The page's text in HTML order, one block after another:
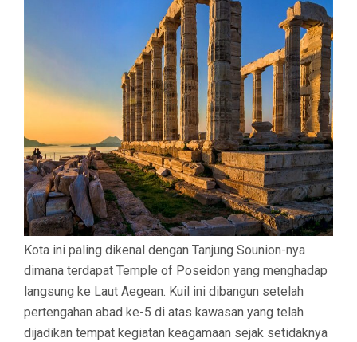
Kota ini paling dikenal dengan Tanjung Sounion-nya
dimana terdapat Temple of Poseidon yang menghadap
langsung ke Laut Aegean. Kuil ini dibangun setelah
pertengahan abad ke-5 di atas kawasan yang telah
dijadikan tempat kegiatan keagamaan sejak setidaknya